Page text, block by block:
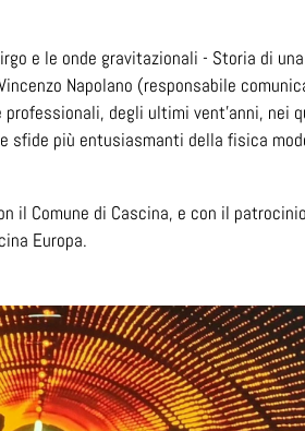
e le onde gravitazionali - Storia di
Napolano (responsabile
degli ultimi vent’anni, nei
più entusiasmanti della fisica
il Comune di Cascina, e con il
Europa.